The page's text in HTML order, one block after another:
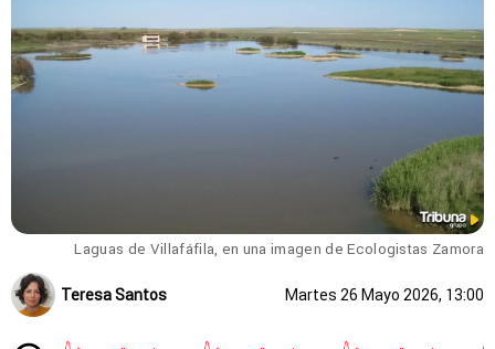
Laguas de Villafáfila, en una imagen de Ecologistas Zamora
Teresa Santos Martes 26 Mayo 2026, 13:00